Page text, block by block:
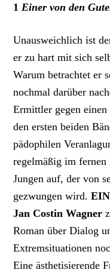
1Einer von den
Unausweichlich ist
er zu hart mit sich
Warum betrachtet er
nochmal darüber
Ermittler gegen
den ersten beiden
pädophilen
regelmäßig im
Jungen auf, der von
gezwungen wird.
Jan Costin Wagner
Roman über Dialog
Extremsituationen
Eine ästhetisierende